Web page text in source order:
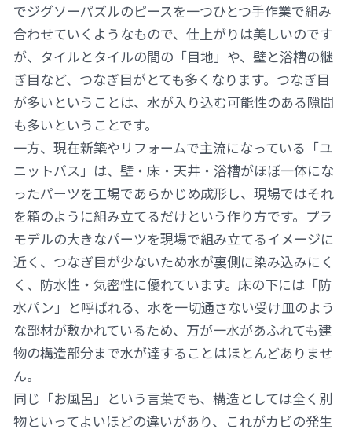
でジグソーパズルのピースを一つひとつ手作業で組み
合わせていくようなもので、仕上がりは美しいのです
が、タイルとタイルの間の「目地」や、壁と浴槽の継
ぎ目など、つなぎ目がとても多くなります。つなぎ目
が多いということは、水が入り込む可能性のある隙間
も多いということです。
一方、現在新築やリフォームで主流になっている「ユ
ニットバス」は、壁・床・天井・浴槽がほぼ一体にな
ったパーツを工場であらかじめ成形し、現場ではそれ
を箱のように組み立てるだけという作り方です。プラ
モデルの大きなパーツを現場で組み立てるイメージに
近く、つなぎ目が少ないため水が裏側に染み込みにく
く、防水性・気密性に優れています。床の下には「防
水パン」と呼ばれる、水を一切通さない受け皿のよう
な部材が敷かれているため、万が一水があふれても建
物の構造部分まで水が達することはほとんどありませ
ん。
同じ「お風呂」という言葉でも、構造としては全く別
物といってよいほどの違いがあり、これがカビの発生